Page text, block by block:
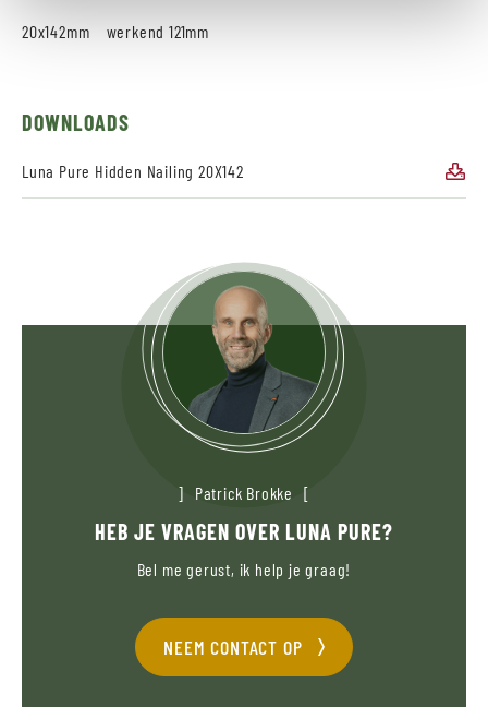
20x142mm werkend 121mm
DOWNLOADS
Luna Pure Hidden Nailing 20X142
Patrick Brokke
HEB JE VRAGEN OVER LUNA PURE?
Bel me gerust, ik help je graag!
NEEM CONTACT OP